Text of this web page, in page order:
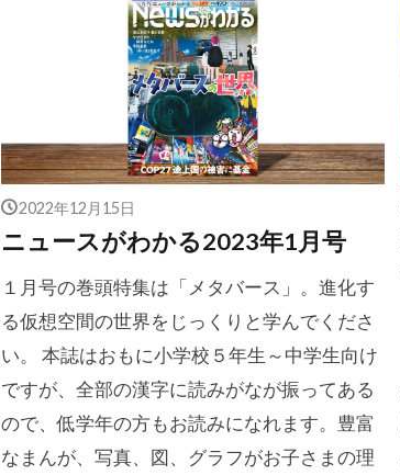
2022年12月15日
ニュースがわかる2023年1月号
１月号の巻頭特集は「メタバース」。進化す
る仮想空間の世界をじっくりと学んでくださ
い。 本誌はおもに小学校５年生～中学生向け
ですが、全部の漢字に読みがなが振ってある
ので、低学年の方もお読みになれます。豊富
なまんが、写真、図、グラフがお子さまの理